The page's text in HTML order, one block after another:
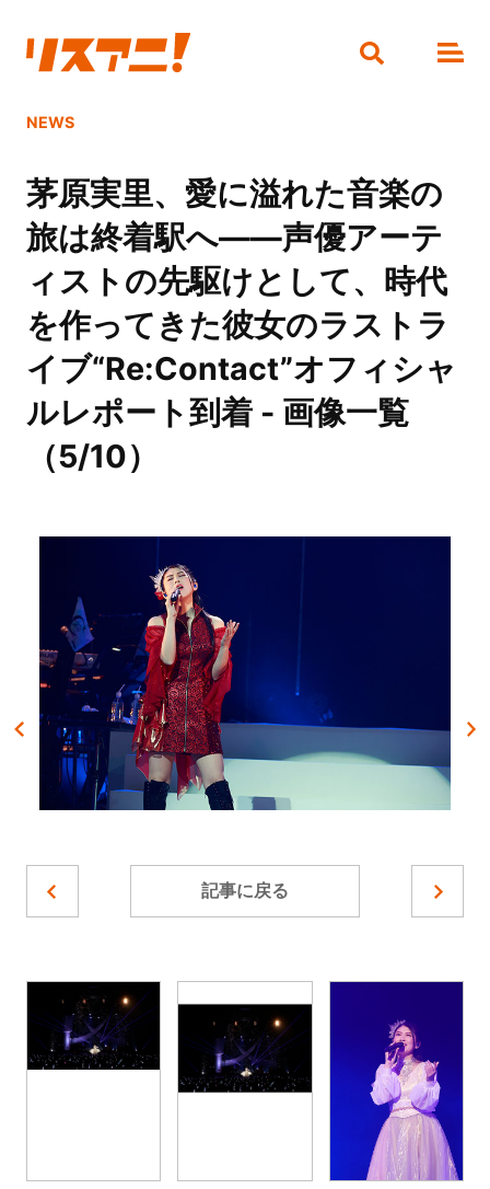
NEWS
茅原実里、愛に溢れた音楽の
旅は終着駅へ――声優アーテ
ィストの先駆けとして、時代
を作ってきた彼女のラストラ
イブ“Re:Contact”オフィシャ
ルレポート到着 - 画像一覧
（5/10）
記事に戻る